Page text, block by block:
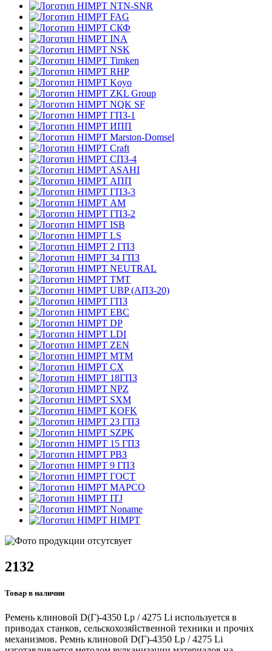
NTN-SNR
FAG
СКФ
INA
NSK
Timken
RHP
Koyo
ZKL Group
NQK SF
ГПЗ-1
ИПП
Marston-Domsel
Craft
СПЗ-4
ASAHI
АПП
ГПЗ-3
АМ
ГПЗ-2
ISB
LS
2 ГПЗ
34 ГПЗ
NEUTRAL
TMT
UBP (АПЗ-20)
ГПЗ
EBC
DP
LDI
ZEN
MTM
CX
18ГПЗ
NPZ
SXM
KOFK
23 ГПЗ
SZPK
15 ГПЗ
РВЗ
9 ГПЗ
ГОСТ
MAPCO
ITJ
Noname
HIMPT
2132
Товар в наличии
Ремень клиновой D(Г)-4350 Lp / 4275 Li используется в
приводах станков, сельскохозяйственной техники и прочих
механизмов. Ремнь клиновой D(Г)-4350 Lp / 4275 Li